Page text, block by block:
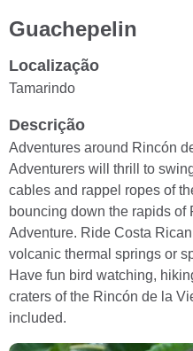
Guachepelin
Localização
Tamarindo
Descrição
Adventures around Rincón
Adventurers will thrill to
cables and rappel ropes of
bouncing down the rapids of
Adventure. Ride Costa
volcanic thermal springs or
Have fun bird watching,
craters of the Rincón de la
included.